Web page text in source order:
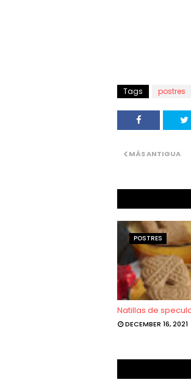
Tags postres
MÁS ANTIGUA
POSTRES
Natillas de
DECEMBER 16, 2021